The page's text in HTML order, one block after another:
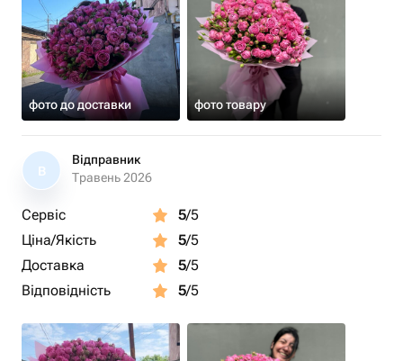
фото до доставки фото товару
В
Відправник
Травень 2026
Сервіс 5/5
Ціна/Якість
5/5
Доставка
5/5
Відповідність
5/5